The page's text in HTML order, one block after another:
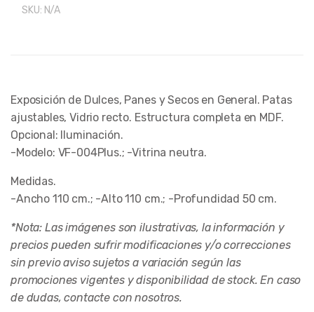
SKU: N/A
Exposición de Dulces, Panes y Secos en General. Patas
ajustables, Vidrio recto. Estructura completa en MDF.
Opcional: Iluminación.
-Modelo: VF-004Plus.; -Vitrina neutra.
Medidas.
-Ancho 110 cm.; -Alto 110 cm.; -Profundidad 50 cm.
*Nota: Las imágenes son ilustrativas, la información y
precios pueden sufrir modificaciones y/o correcciones
sin previo aviso sujetos a variación según las
promociones vigentes y disponibilidad de stock. En caso
de dudas, contacte con nosotros.